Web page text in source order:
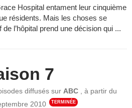
Hospital entament leur cinquième
résidents. Mais les choses se
l’hôpital prend une décision qui ...
7
diffusés sur ABC ,à partir du
2010
TERMINÉE